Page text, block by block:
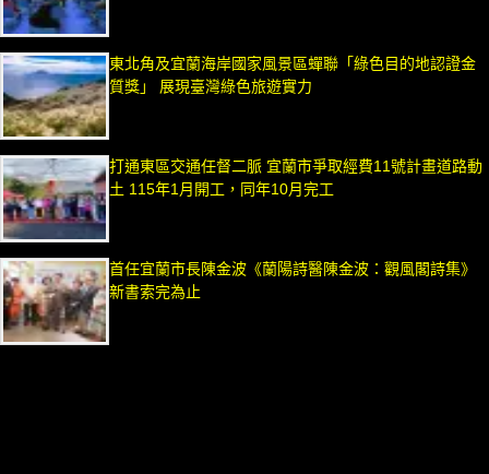
東北角及宜蘭海岸國家風景區蟬聯「綠色目的地認證金
質獎」 展現臺灣綠色旅遊實力
打通東區交通任督二脈 宜蘭市爭取經費11號計畫道路動
土 115年1月開工，同年10月完工
首任宜蘭市長陳金波《蘭陽詩醫陳金波：觀風閣詩集》
新書索完為止